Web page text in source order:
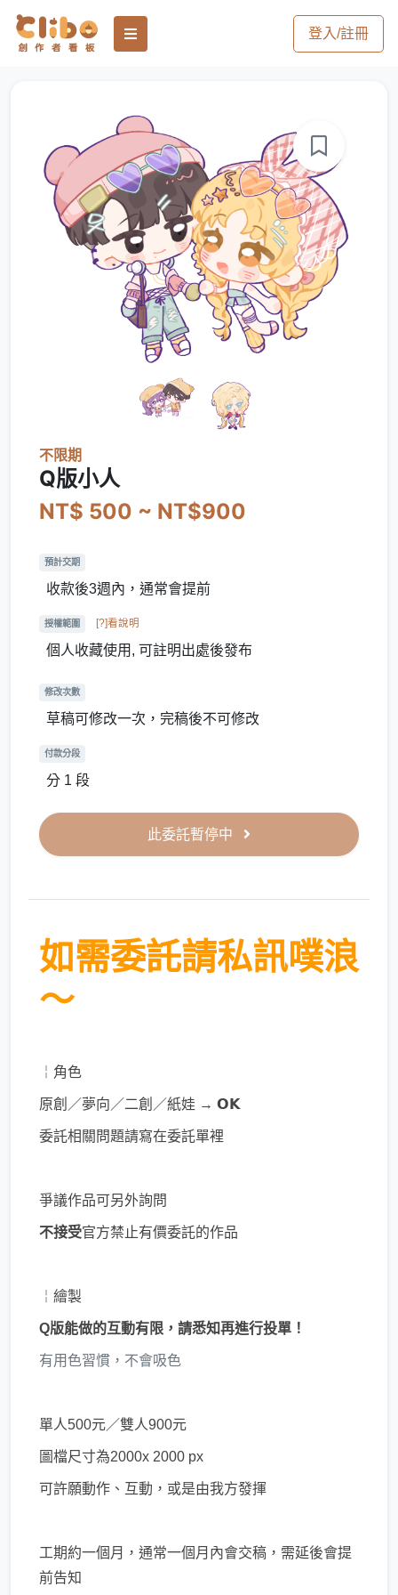
登入/註冊
不限期
Q版小人
NT$ 500 ~ NT$900
預計交期
收款後3週內，通常會提前
授權範圍 [?]看說明
個人收藏使用, 可註明出處後發布
修改次數
草稿可修改一次，完稿後不可修改
付款分段
分 1 段
此委託暫停中
如需委託請私訊噗浪
～
￤角色
原創／夢向／二創／紙娃 → 𝗢𝗞
委託相關問題請寫在委託單裡
爭議作品可另外詢問
不接受官方禁止有價委託的作品
￤繪製
Q版能做的互動有限，請悉知再進行投單！
有用色習慣，不會吸色
單人500元／雙人900元
圖檔尺寸為2000x 2000 px
可許願動作、互動，或是由我方發揮
工期約一個月，通常一個月內會交稿，需延後會提
前告知